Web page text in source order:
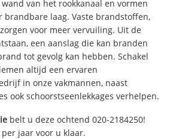
van het rookkanaal en vormen
brandbare laag. Vaste brandstoffen,
voor meer vervuiling. Uit de
een aanslag die kan branden
tot gevolg kan hebben. Schakel
altijd een ervaren
in onze vakmannen, naast
ook schoorstseenlekkages verhelpen.
belt u deze ochtend 020-2184250!
jaar voor u klaar.